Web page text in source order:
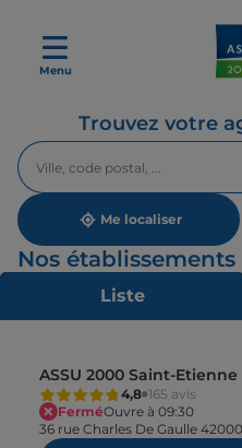
Menu
Trouvez votre
Veuillez
renseigner
une
adresse
Me localiser
Nos
Liste
ASSU 2000 Saint-
4,8 165 avis
FerméOuvre à 09:30
36 rue Charles De Gaulle